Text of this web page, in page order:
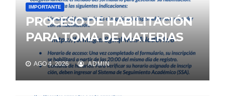
IMPORTANTE
PROCESO DE HABILITACIÓN
PARA TOMA DE MATERIAS
AGO 4, 2026 ADMIN